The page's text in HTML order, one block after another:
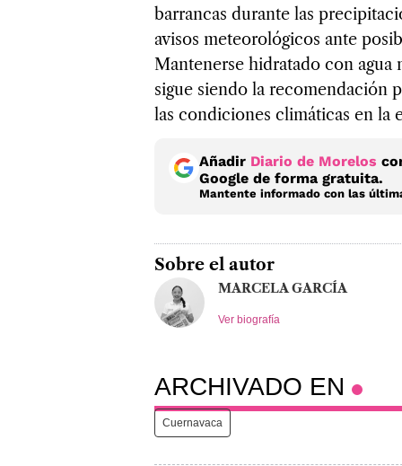
barrancas durante las
avisos meteorológicos ante
Mantenerse hidratado con agua
sigue siendo la recomendación
las condiciones climáticas en la
Añadir Diario de Morelos
Google de forma gratuita.
Mantente informado con las
Sobre el autor
MARCELA GARCÍA
Ver biografía
ARCHIVADO EN
Cuernavaca